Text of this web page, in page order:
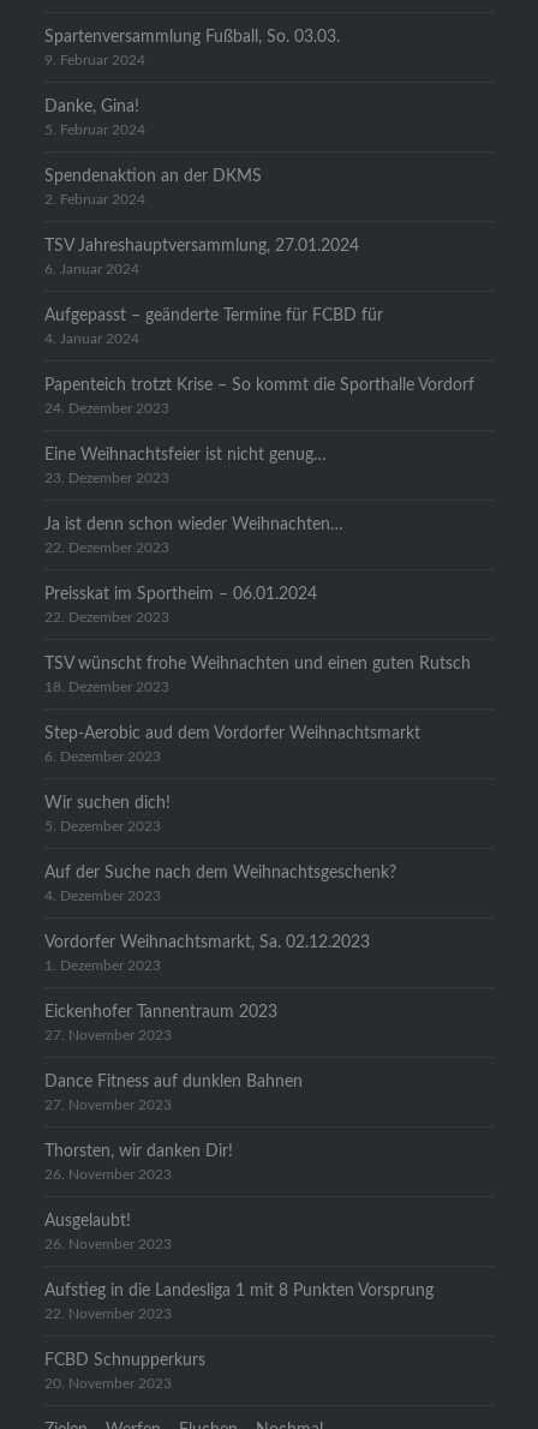
Spartenversammlung Fußball, So. 03.03.
9. Februar 2024
Danke, Gina!
5. Februar 2024
Spendenaktion an der DKMS
2. Februar 2024
TSV Jahreshauptversammlung, 27.01.2024
6. Januar 2024
Aufgepasst – geänderte Termine für FCBD für
4. Januar 2024
Papenteich trotzt Krise – So kommt die Sporthalle Vordorf
24. Dezember 2023
Eine Weihnachtsfeier ist nicht genug…
23. Dezember 2023
Ja ist denn schon wieder Weihnachten…
22. Dezember 2023
Preisskat im Sportheim – 06.01.2024
22. Dezember 2023
TSV wünscht frohe Weihnachten und einen guten Rutsch
18. Dezember 2023
Step-Aerobic aud dem Vordorfer Weihnachtsmarkt
6. Dezember 2023
Wir suchen dich!
5. Dezember 2023
Auf der Suche nach dem Weihnachtsgeschenk?
4. Dezember 2023
Vordorfer Weihnachtsmarkt, Sa. 02.12.2023
1. Dezember 2023
Eickenhofer Tannentraum 2023
27. November 2023
Dance Fitness auf dunklen Bahnen
27. November 2023
Thorsten, wir danken Dir!
26. November 2023
Ausgelaubt!
26. November 2023
Aufstieg in die Landesliga 1 mit 8 Punkten Vorsprung
22. November 2023
FCBD Schnupperkurs
20. November 2023